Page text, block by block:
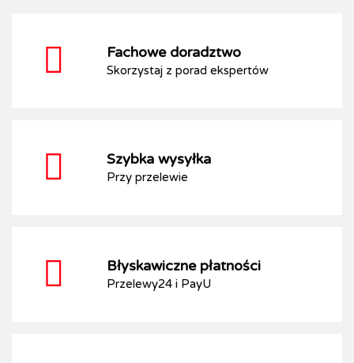
Fachowe doradztwo
Skorzystaj z porad ekspertów
Szybka wysyłka
Przy przelewie
Błyskawiczne płatności
Przelewy24 i PayU